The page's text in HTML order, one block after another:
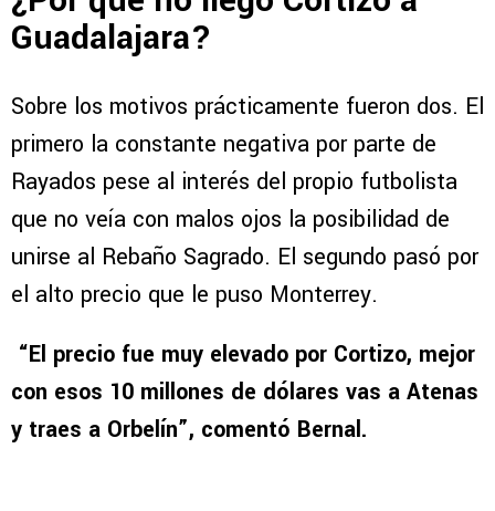
Guadalajara?
Sobre los motivos prácticamente fueron dos. El
primero la constante negativa por parte de
Rayados pese al interés del propio futbolista
que no veía con malos ojos la posibilidad de
unirse al Rebaño Sagrado. El segundo pasó por
el alto precio que le puso Monterrey.
“El precio fue muy elevado por Cortizo, mejor
con esos 10 millones de dólares vas a Atenas
y traes a Orbelín”, comentó Bernal.